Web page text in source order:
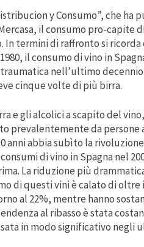
y Consumo”, che ha
il consumo pro-capite
In termini di raffronto si
il consumo di vino in
nell’ultimo
cinque volte di più birra.
e gli alcolici a scapito del
prevalentemente da persone
anni abbia subìto la
di vino in Spagna nel
La riduzione più
di questi vini è calato di oltre
al 22%, mentre hanno
al ribasso è stata
in modo significativo negli